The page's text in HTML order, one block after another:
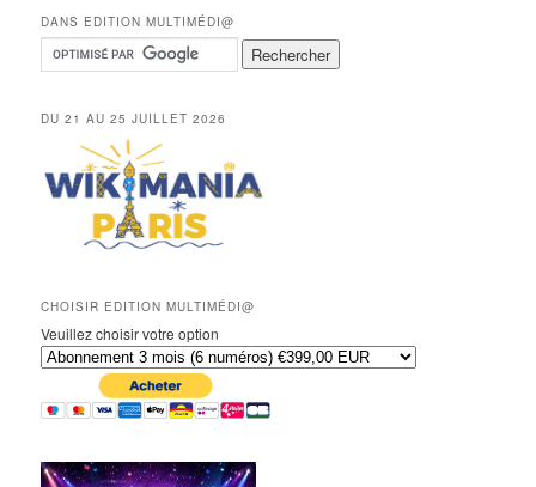
DANS EDITION MULTIMÉDI@
DU 21 AU 25 JUILLET 2026
CHOISIR EDITION MULTIMÉDI@
Veuillez choisir votre option